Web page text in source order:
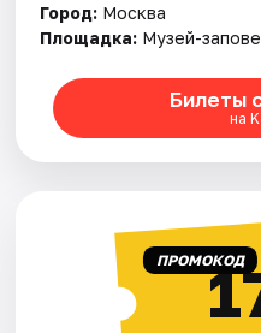
Город: Москва
Площадка: Музей-
Билеты
на
ПРОМОКОД